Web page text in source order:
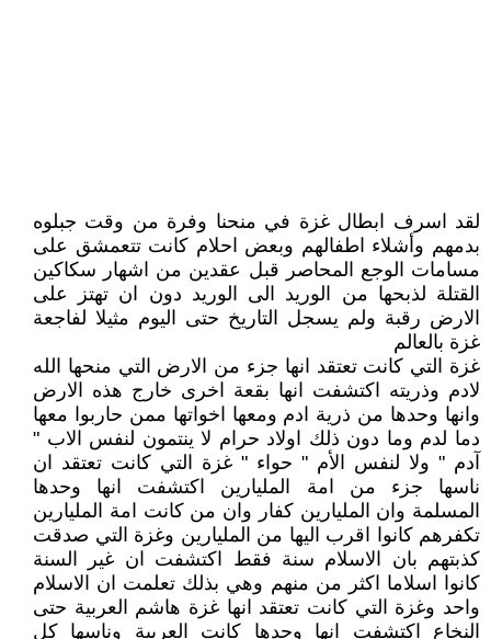
لقد اسرف ابطال غزة في منحنا وفرة من وقت جبلوه
بدمهم وأشلاء اطفالهم وبعض احلام كانت تتعمشق على
مسامات الوجع المحاصر قبل عقدين من اشهار سكاكين
القتلة لذبحها من الوريد الى الوريد دون ان تهتز على
الارض رقبة ولم يسجل التاريخ حتى اليوم مثيلا لفاجعة
غزة بالعالم
غزة التي كانت تعتقد انها جزء من الارض التي منحها الله
لادم وذريته اكتشفت انها بقعة اخرى خارج هذه الارض
وانها وحدها من ذرية ادم ومعها اخواتها ممن حاربوا معها
دما لدم وما دون ذلك اولاد حرام لا ينتمون لنفس الاب "
آدم " ولا لنفس الأم " حواء " غزة التي كانت تعتقد ان
ناسها جزء من امة المليارين اكتشفت انها وحدها
المسلمة وان المليارين كفار وان من كانت امة المليارين
تكفرهم كانوا اقرب اليها من المليارين وغزة التي صدقت
كذبتهم بان الاسلام سنة فقط اكتشفت ان غير السنة
كانوا اسلاما اكثر من منهم وهي بذلك تعلمت ان الاسلام
واحد وغزة التي كانت تعتقد انها غزة هاشم العربية حتى
النخاع اكتشفت انها وحدها كانت العربية وناسها كل